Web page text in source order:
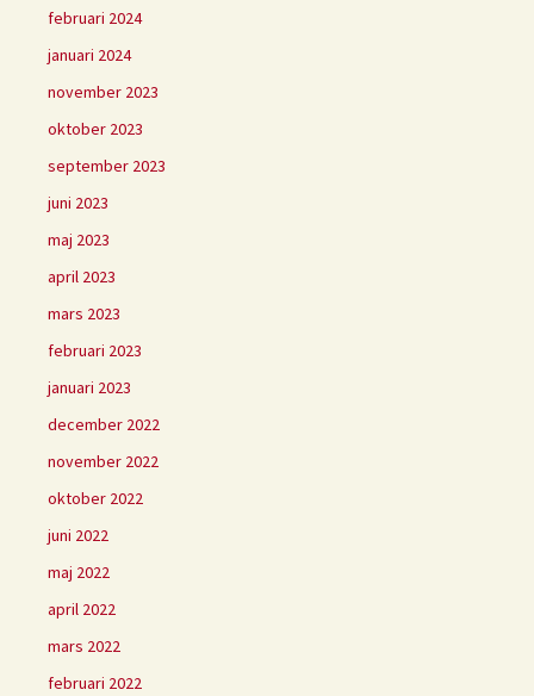
februari 2024
januari 2024
november 2023
oktober 2023
september 2023
juni 2023
maj 2023
april 2023
mars 2023
februari 2023
januari 2023
december 2022
november 2022
oktober 2022
juni 2022
maj 2022
april 2022
mars 2022
februari 2022